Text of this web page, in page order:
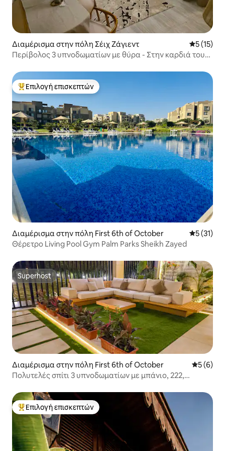
Διαμέρισμα στην πόλη Σέιχ Ζάγιεντ Μέση
5 (15)
Περίβολος 3 υπνοδωματίων με θύρα - Στην καρδιά του
Κορυφαία επιλογή επισκεπτών
Επιλογή επισκεπτών
Διαμέρισμα στην πόλη First 6th of October Μέση
5 (31)
Θέρετρο Living Pool Gym Palm Parks Sheikh Zayed
Superhost
Superhost
Διαμέρισμα στην πόλη First 6th of October Μέση
5 (6)
Πολυτελές σπίτι 3 υπνοδωματίων με μπάνιο, 222,
Κορυφαία επιλογή επισκεπτών
Επιλογή επισκεπτών